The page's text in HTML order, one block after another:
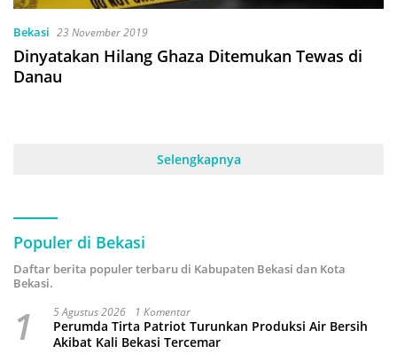
Bekasi 23 November 2019
Dinyatakan Hilang Ghaza Ditemukan Tewas di
Danau
Selengkapnya
Populer di Bekasi
Daftar berita populer terbaru di Kabupaten Bekasi dan Kota
Bekasi.
1 5 Agustus 2026 1 Komentar
Perumda Tirta Patriot Turunkan Produksi Air Bersih
Akibat Kali Bekasi Tercemar